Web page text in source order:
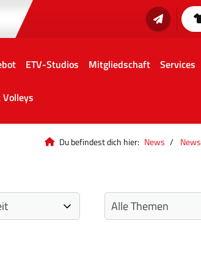
ETV-Studios Mitgliedschaft Services
Volleys
Du befindest dich hier: News News